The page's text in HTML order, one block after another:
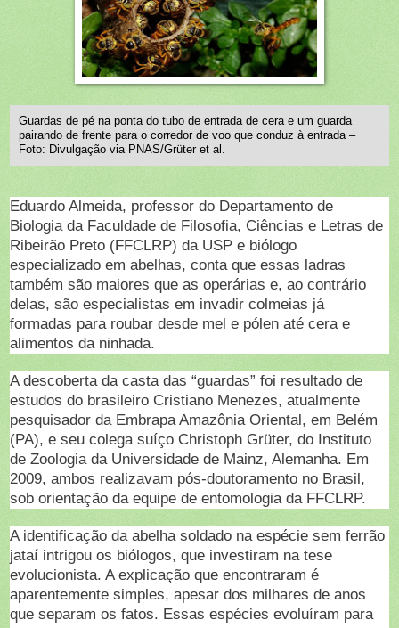
Guardas de pé na ponta do tubo de entrada de cera e um guarda
pairando de frente para o corredor de voo que conduz à entrada –
Foto: Divulgação via PNAS/Grüter et al.
Eduardo Almeida, professor do Departamento de
Biologia da Faculdade de Filosofia, Ciências e Letras de
Ribeirão Preto (FFCLRP) da USP e biólogo
especializado em abelhas, conta que essas ladras
também são maiores que as operárias e, ao contrário
delas, são especialistas em invadir colmeias já
formadas para roubar desde mel e pólen até cera e
alimentos da ninhada.
A descoberta da casta das “guardas” foi resultado de
estudos do brasileiro Cristiano Menezes, atualmente
pesquisador da Embrapa Amazônia Oriental, em Belém
(PA), e seu colega suíço Christoph Grüter, do Instituto
de Zoologia da Universidade de Mainz, Alemanha. Em
2009, ambos realizavam pós-doutoramento no Brasil,
sob orientação da equipe de entomologia da FFCLRP.
A identificação da abelha soldado na espécie sem ferrão
jataí intrigou os biólogos, que investiram na tese
evolucionista. A explicação que encontraram é
aparentemente simples, apesar dos milhares de anos
que separam os fatos. Essas espécies evoluíram para